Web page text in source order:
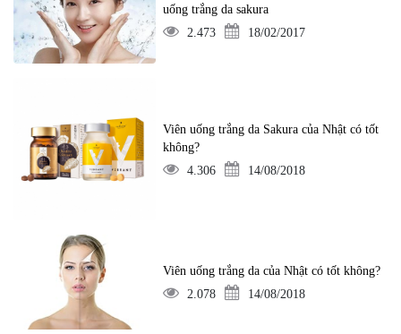
uống trắng da sakura
2.473
18/02/2017
Viên uống trắng da Sakura của Nhật có tốt
không?
4.306
14/08/2018
Viên uống trắng da của Nhật có tốt không?
2.078
14/08/2018